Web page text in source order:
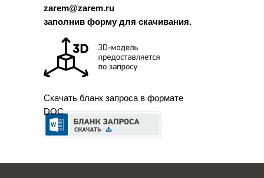
Скачать бланк запроса в формате
DOC
zarem@zarem.ru
заполнив форму для скачивания.